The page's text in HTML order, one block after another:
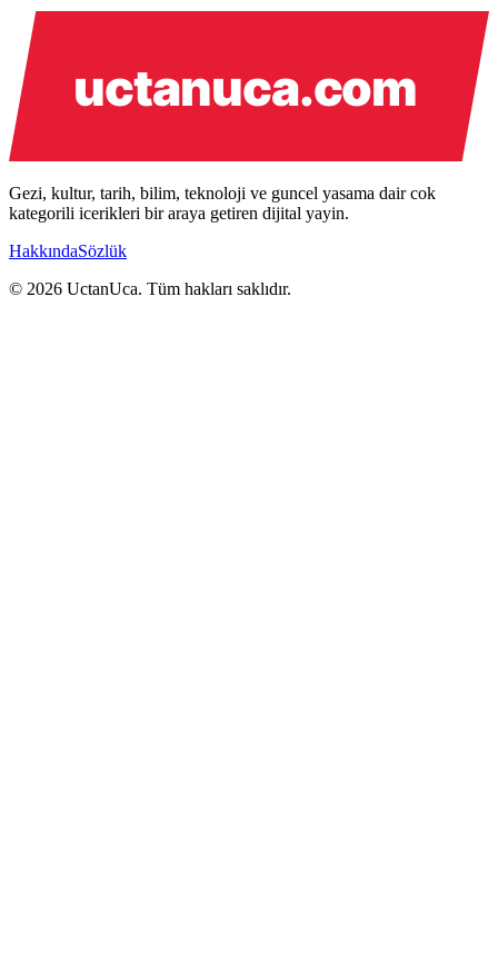
Gezi, kultur, tarih, bilim, teknoloji ve guncel yasama dair cok
kategorili icerikleri bir araya getiren dijital yayin.
HakkındaSözlük
© 2026 UctanUca. Tüm hakları saklıdır.